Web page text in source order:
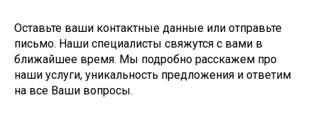
Оставьте ваши контактные данные или отправьте
письмо. Наши специалисты свяжутся с вами в
ближайшее время. Мы подробно расскажем про
наши услуги, уникальность предложения и ответим
на все Ваши вопросы.